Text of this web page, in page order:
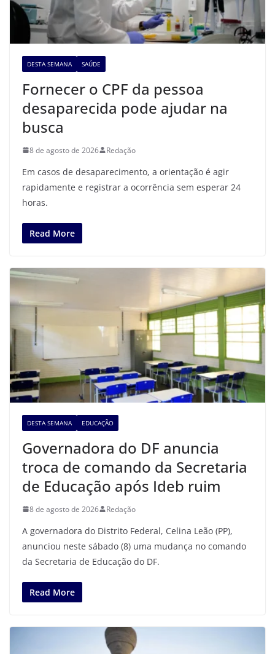
DESTA SEMANA SAÚDE
Fornecer o CPF da pessoa
desaparecida pode ajudar na
busca
8 de agosto de 2026 Redação
Em casos de desaparecimento, a orientação é agir
rapidamente e registrar a ocorrência sem esperar 24
horas.
Read More
DESTA SEMANA EDUCAÇÃO
Governadora do DF anuncia
troca de comando da Secretaria
de Educação após Ideb ruim
8 de agosto de 2026 Redação
A governadora do Distrito Federal, Celina Leão (PP),
anunciou neste sábado (8) uma mudança no comando
da Secretaria de Educação do DF.
Read More